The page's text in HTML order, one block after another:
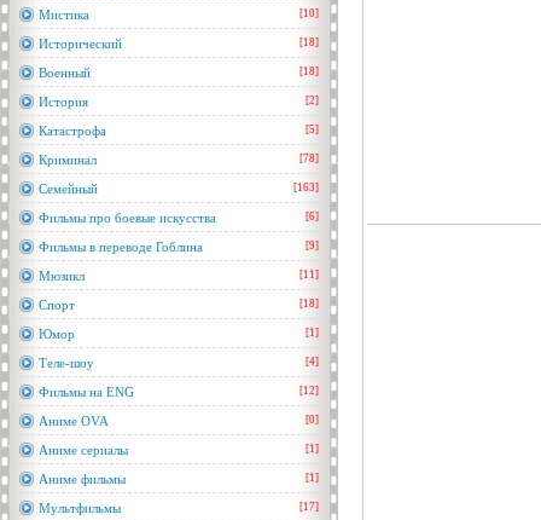
Мистика [10]
Исторический [18]
Военный [18]
История [2]
Катастрофа [5]
Криминал [78]
Семейный [163]
Фильмы про боевые искусства [6]
Фильмы в переводе Гоблина [9]
Мюзикл [11]
Спорт [18]
Юмор [1]
Теле-шоу [4]
Фильмы на ENG [12]
Аниме OVA [0]
Аниме сериалы [1]
Аниме фильмы [1]
Мультфильмы [17]